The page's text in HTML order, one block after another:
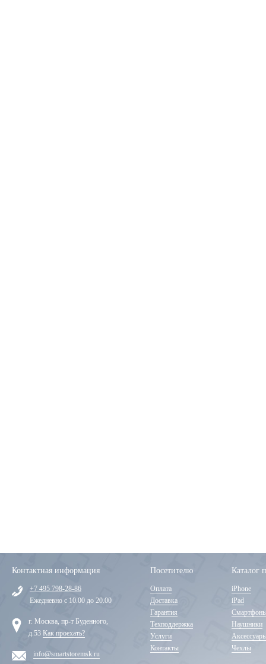
Контактная информация
+7 495 798-28-86
Ежедневно с 10.00 до 20.00
г. Москва, пр-т Буденного,
д.53 Как проехать?
info@smartstoremsk.ru
Посетителю
Оплата
Доставка
Гарантия
Техподдержка
Услуги
Контакты
Каталог
iPhone
iPad
Наушники
Чехлы